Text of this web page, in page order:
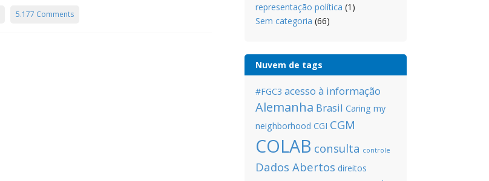
5.177 Comments
representação política (1)
Sem categoria (66)
Nuvem de tags
#FGC3 acesso à informação
Alemanha Brasil Caring my
neighborhood CGI CGM
COLAB consulta controle
Dados Abertos direitos